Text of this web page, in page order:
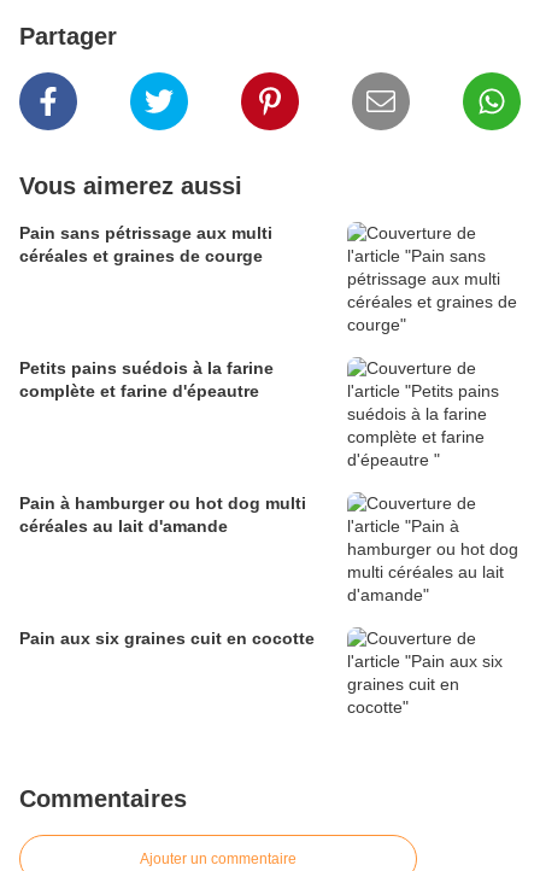
Partager
Vous aimerez aussi
Pain sans pétrissage aux multi
céréales et graines de courge
Petits pains suédois à la farine
complète et farine d'épeautre
Pain à hamburger ou hot dog multi
céréales au lait d'amande
Pain aux six graines cuit en cocotte
Commentaires
Ajouter un commentaire